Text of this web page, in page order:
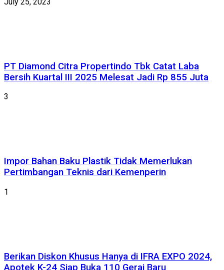
PT Diamond Citra Propertindo Tbk Catat Laba
Bersih Kuartal III 2025 Melesat Jadi Rp 855 Juta
3
Impor Bahan Baku Plastik Tidak Memerlukan
Pertimbangan Teknis dari Kemenperin
1
Berikan Diskon Khusus Hanya di IFRA EXPO 2024,
Apotek K-24 Siap Buka 110 Gerai Baru